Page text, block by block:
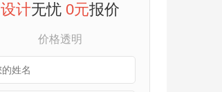
设计无忧0元报价
价格透明